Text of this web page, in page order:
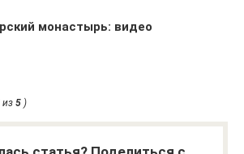
монастырь: видео
из 5 )